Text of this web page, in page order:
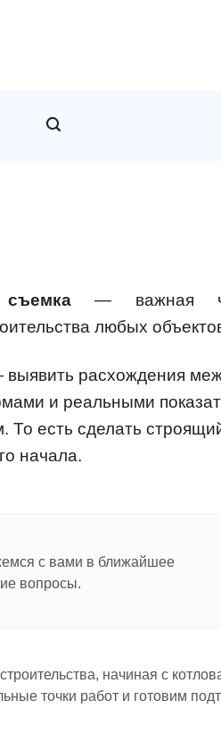
съемка — важная
любых
расхождения
и реальными
То есть сделать
начала.
с вами в ближайшее
вопросы.
начиная с
точки работ и готовим